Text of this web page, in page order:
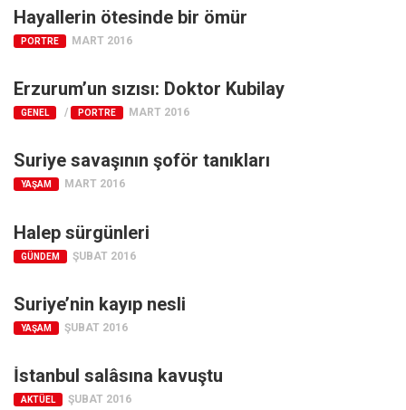
Hayallerin ötesinde bir ömür
PORTRE MART 2016
Erzurum’un sızısı: Doktor Kubilay
GENEL / PORTRE MART 2016
Suriye savaşının şoför tanıkları
YAŞAM MART 2016
Halep sürgünleri
GÜNDEM ŞUBAT 2016
Suriye’nin kayıp nesli
YAŞAM ŞUBAT 2016
İstanbul salâsına kavuştu
AKTÜEL ŞUBAT 2016